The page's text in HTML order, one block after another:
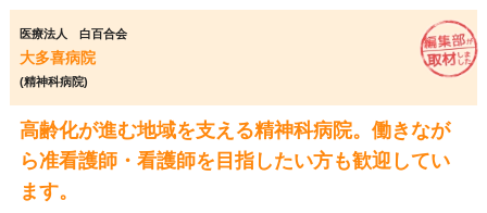
医療法人 白百合会
大多喜病院
(精神科病院)
高齢化が進む地域を支える精神科病院。働きなが
ら准看護師・看護師を目指したい方も歓迎してい
ます。